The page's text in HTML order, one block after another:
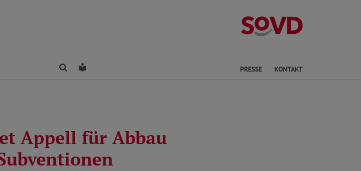
Kreisverband
FindenLeichte Sprache PRESSE KONTAKT
Appell für Abbau